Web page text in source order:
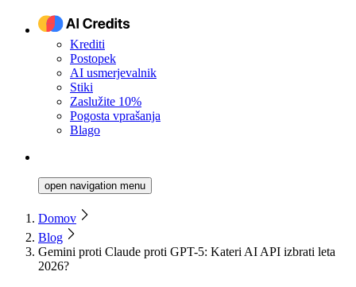
Krediti
Postopek
AI usmerjevalnik
Stiki
Zaslužite 10%
Pogosta vprašanja
Blago
open navigation menu
Domov
Blog
Gemini proti Claude proti GPT-5: Kateri AI API izbrati leta
2026?